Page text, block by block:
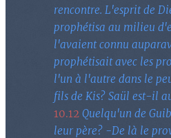
rencontre. L'esprit de
prophétisa au milieu
l'avaient connu
prophétisait avec les
l'un à l'autre dans le
fils de Kis? Saül est-il
10.12 Quelqu'un de
leur père? -De là le